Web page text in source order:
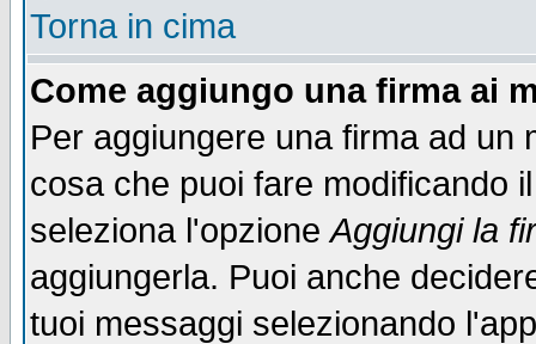
Torna in cima
Come aggiungo una firma ai
Per aggiungere una firma ad un
cosa che puoi fare modificando
seleziona l'opzioneAggiungi la
aggiungerla. Puoi anche
tuoi messaggi selezionando